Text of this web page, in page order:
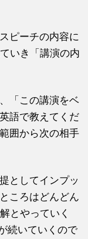
ピーチの内容に
いき「講演の内
「この講演をベ
語で教えてくだ
囲から次の相手
としてインプッ
ころはどんどん
とやっていく
続いていくので